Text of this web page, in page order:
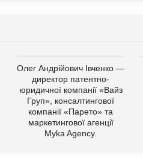
Олег Андрійович Івченко —
директор патентно-
юридичної компанії «Вайз
Груп», консалтингової
компанії «Парето» та
маркетингової агенції
Myka Agency.